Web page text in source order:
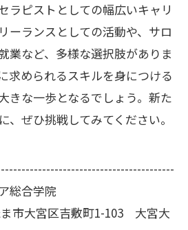
ラピストとしての幅広いキャリ
ーランスとしての活動や、サロ
業など、多様な選択肢がありま
求められるスキルを身につける
きな一歩となるでしょう。新た
、ぜひ挑戦してみてください。
総合学院
市大宮区吉敷町1-103 大宮大